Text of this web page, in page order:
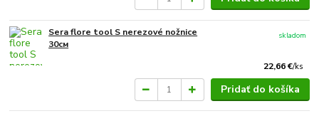
Sera flore tool S nerezové nožnice
30см
22,66 €/ks
skladom
Pridať do košíka